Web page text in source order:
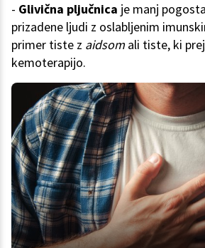
- Glivična pljučnica je manj
prizadene ljudi z oslabljenim
primer tiste z aidsom ali tiste, ki
kemoterapijo.